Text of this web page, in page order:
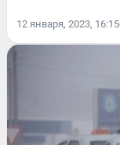
12 января, 2023, 16:15